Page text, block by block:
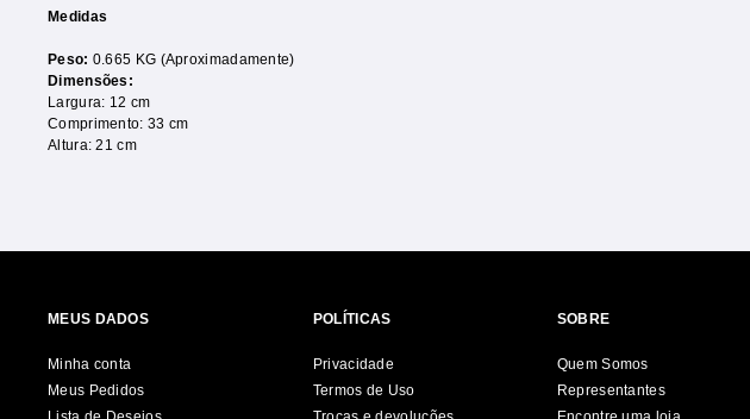
Medidas
Peso: 0.665 KG (Aproximadamente)
Dimensões:
Largura: 12 cm
Comprimento: 33 cm
Altura: 21 cm
MEUS DADOS
Minha conta
Meus Pedidos
POLÍTICAS
Privacidade
Termos de Uso
SOBRE
Quem Somos
Representantes